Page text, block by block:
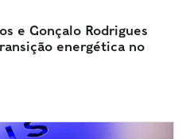
e Gonçalo Rodrigues
energética no